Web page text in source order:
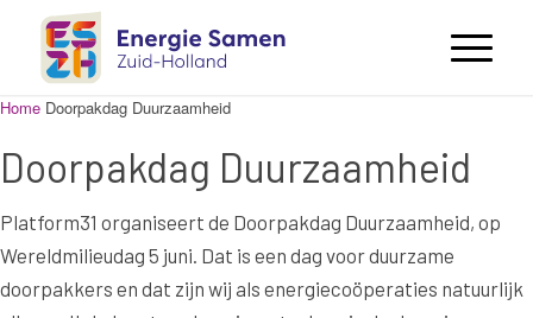
Home Doorpakdag Duurzaamheid
Doorpakdag Duurzaamheid
Platform31 organiseert de Doorpakdag Duurzaamheid, op
Wereldmilieudag 5 juni. Dat is een dag voor duurzame
doorpakkers en dat zijn wij als energiecoöperaties natuurlijk